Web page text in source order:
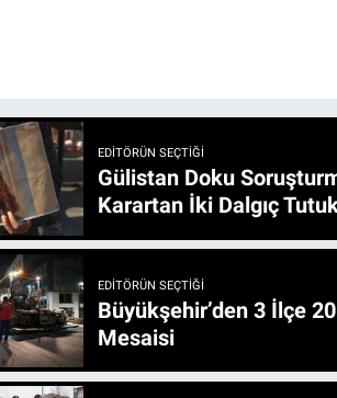
EDITÖRÜN SEÇTIĞI
Gülistan Doku
Karartan İki Dalgıç
EDITÖRÜN SEÇTIĞI
Büyükşehir’den 3 İlçe 20 Noktada Yeni Haftada Asfalt
Mesaisi